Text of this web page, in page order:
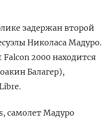
задержан второй
Николаса Мадуро.
2000 находится
Балагер),
самолет Мадуро